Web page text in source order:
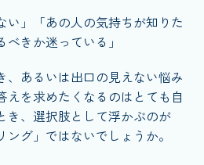
い」「あの人の気持ちが知りた
きか迷っている」
、あるいは出口の見えない悩み
えを求めたくなるのはとても自
き、選択肢として浮かぶのが
ング」ではないでしょうか。